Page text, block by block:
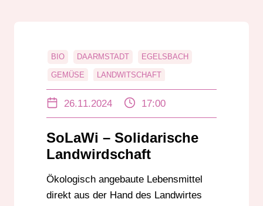
BIO DAARMSTADT EGELSBACH
GEMÜSE LANDWITSCHAFT
VEREIN
26.11.2024 17:00
SoLaWi – Solidarische
Landwirdschaft
Ökologisch angebaute Lebensmittel
direkt aus der Hand des Landwirtes